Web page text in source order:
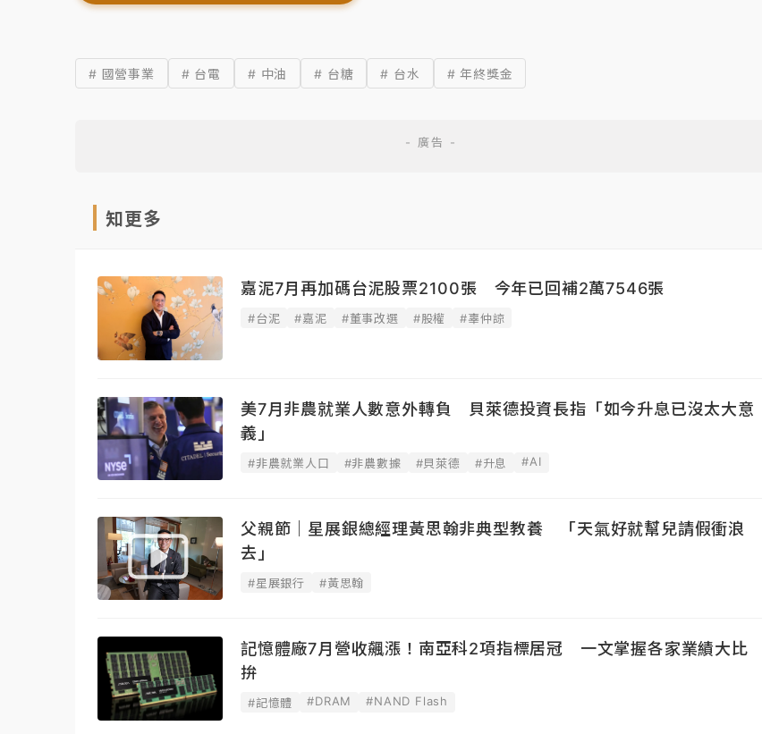
# 國營事業 # 台電 # 中油 # 台糖 # 台水 # 年終獎金
知更多
嘉泥7月再加碼台泥股票2100張 今年已回補2萬7546張
#台泥 #嘉泥 #董事改選 #股權 #辜仲諒
美7月非農就業人數意外轉負 貝萊德投資長指「如今升息已沒太大意
義」
#非農就業人口 #非農數據 #貝萊德 #升息 #AI
父親節｜星展銀總經理黃思翰非典型教養 「天氣好就幫兒請假衝浪
去」
#星展銀行 #黃思翰
記憶體廠7月營收飆漲！南亞科2項指標居冠 一文掌握各家業績大比
拚
#記憶體 #DRAM #NAND Flash